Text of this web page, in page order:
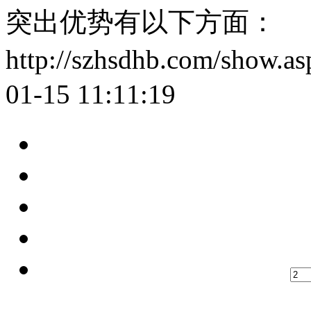
突出优势有以下方面：
http://szhsdhb.com/
01-15 11:11:19